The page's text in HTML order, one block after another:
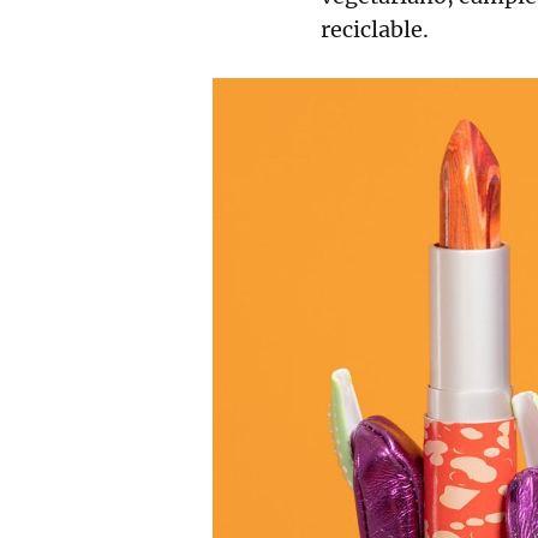
reciclable.